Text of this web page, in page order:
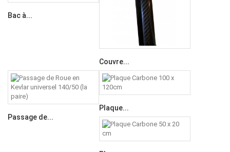
Bac à...
Couvre...
Passage de...
Plaque...